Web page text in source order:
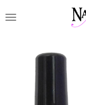
direct
hoofdinhoud